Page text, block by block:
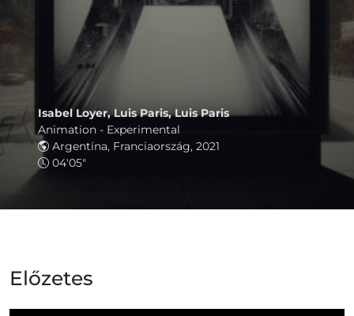
Isabel Loyer, Luis Paris, Luis Paris
Animation - Experimental
Argentína, Franciaország, 2021
04'05"
Előzetes